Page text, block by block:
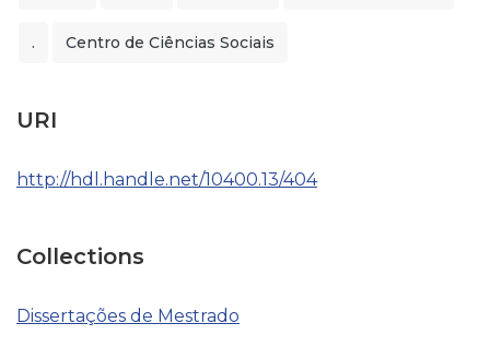
. Centro de Ciências Sociais
URI
http://hdl.handle.net/10400.13/404
Collections
Dissertações de Mestrado